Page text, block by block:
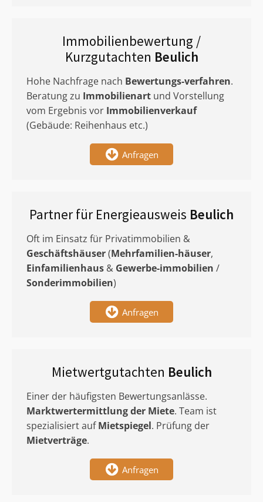
Immobilienbewertung /
Kurzgutachten Beulich
Hohe Nachfrage nach Bewertungs-verfahren.
Beratung zu Immobilienart und Vorstellung
vom Ergebnis vor Immobilienverkauf
(Gebäude: Reihenhaus etc.)
Anfragen
Partner für Energieausweis Beulich
Oft im Einsatz für Privatimmobilien &
Geschäftshäuser(Mehrfamilien-häuser,
Einfamilienhaus & Gewerbe-immobilien /
Sonderimmobilien)
Anfragen
Mietwertgutachten Beulich
Einer der häufigsten Bewertungsanlässe.
Marktwertermittlungder Miete. Team ist
spezialisiert aufMietspiegel. Prüfung der
Mietverträge.
Anfragen